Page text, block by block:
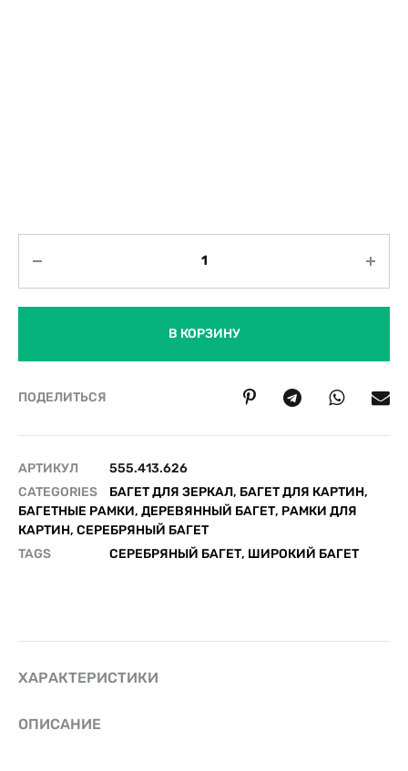
В КОРЗИНУ
ПОДЕЛИТЬСЯ
АРТИКУЛ
555.413.626
CATEGORIES
БАГЕТ ДЛЯ ЗЕРКАЛ, БАГЕТ ДЛЯ КАРТИН,
БАГЕТНЫЕ РАМКИ, ДЕРЕВЯННЫЙ БАГЕТ, РАМКИ ДЛЯ
КАРТИН, СЕРЕБРЯНЫЙ БАГЕТ
TAGS
СЕРЕБРЯНЫЙ БАГЕТ, ШИРОКИЙ БАГЕТ
ХАРАКТЕРИСТИКИ
ОПИСАНИЕ